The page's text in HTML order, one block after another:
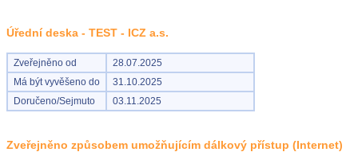
Úřední deska - TEST - ICZ a.s.
Zveřejněno od
28.07.2025
Má být vyvěšeno do
31.10.2025
Doručeno/Sejmuto
03.11.2025
Zveřejněno způsobem umožňujícím dálkový přístup (Internet)